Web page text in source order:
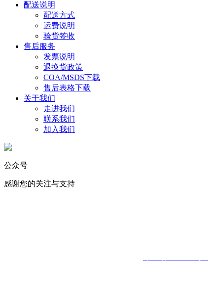
配送说明
配送方式
运费说明
验货签收
售后服务
发票说明
退换货政策
COA/MSDS下载
售后表格下载
关于我们
走进我们
联系我们
加入我们
公众号
感谢您的关注与支持